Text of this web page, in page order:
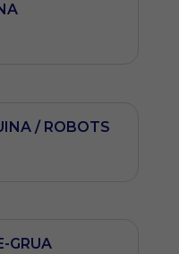
/ ROBOTS
GRUA